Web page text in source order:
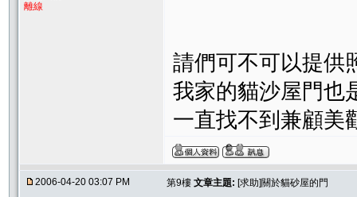
離線
請們可不可以提供
我家的貓沙屋門也
一直找不到兼顧美
2006-04-20 03:07 PM 第9樓 文章主題: [求助]關於貓砂屋的門